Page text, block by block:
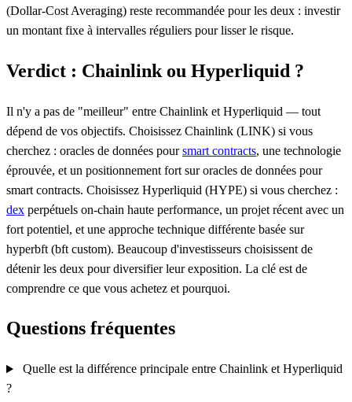
(Dollar-Cost Averaging) reste recommandée pour les deux : investir
un montant fixe à intervalles réguliers pour lisser le risque.
Verdict : Chainlink ou Hyperliquid ?
Il n'y a pas de "meilleur" entre Chainlink et Hyperliquid — tout
dépend de vos objectifs. Choisissez Chainlink (LINK) si vous
cherchez : oracles de données poursmart contracts, une technologie
éprouvée, et un positionnement fort sur oracles de données pour
smart contracts. Choisissez Hyperliquid (HYPE) si vous cherchez :
dex perpétuels on-chain haute performance, un projet récent avec un
fort potentiel, et une approche technique différente basée sur
hyperbft (bft custom). Beaucoup d'investisseurs choisissent de
détenir les deux pour diversifier leur exposition. La clé est de
comprendre ce que vous achetez et pourquoi.
Questions fréquentes
Quelle est la différence principale entre Chainlink et Hyperliquid
?